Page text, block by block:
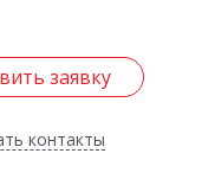
заявку
контакты
заявку
Назад